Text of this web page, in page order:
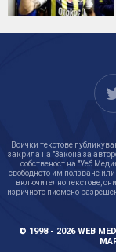
Всички текстове
закрила на "Закона за
собственост на "Уеб
свободното им ползване
включително текстове,
изричното писмено
© 1998 - 2026 WEB